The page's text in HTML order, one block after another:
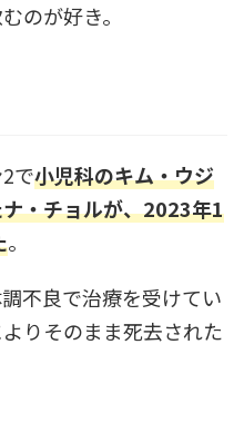
のが好き。
で小児科のキム・ウジ
・チョルが、2023年1
。
不良で治療を受けてい
りそのまま死去された